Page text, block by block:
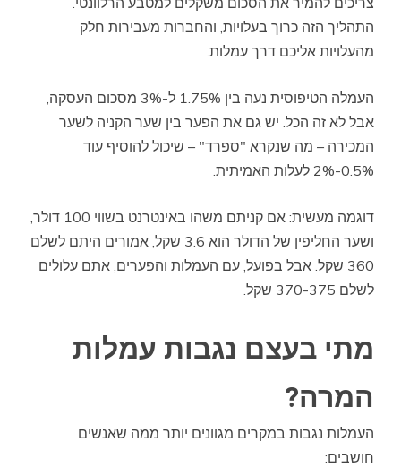
התהליך הזה כרוך בעלויות, והחברות מעבירות חלק
מהעלויות אליכם דרך עמלות.
העמלה הטיפוסית נעה בין 1.75% ל-3% מסכום העסקה,
אבל לא זה הכל. יש גם את הפער בין שער הקניה לשער
המכירה – מה שנקרא "ספרד" – שיכול להוסיף עוד
0.5%-2% לעלות האמיתית.
דוגמה מעשית: אם קניתם משהו באינטרנט בשווי 100 דולר,
ושער החליפין של הדולר הוא 3.6 שקל, אמורים היתם לשלם
360 שקל. אבל בפועל, עם העמלות והפערים, אתם עלולים
לשלם 370-375 שקל.
מתי בעצם נגבות עמלות
המרה?
העמלות נגבות במקרים מגוונים יותר ממה שאנשים
חושבים: